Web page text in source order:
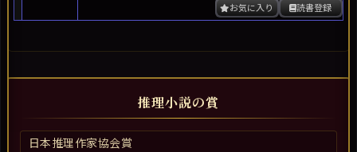
読書登録
お気に入り
推理小説の賞
日本推理作家協会賞